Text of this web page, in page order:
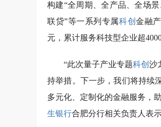
构建“全周期、全产品、全场
联贷”等一系列专属科创金融
元，累计服务科技型企业超
“此次量子产业专题科创沙
持举措。下一步，我们将持续
多元化、定制化的金融服务，
生银行合肥分行相关负责人表